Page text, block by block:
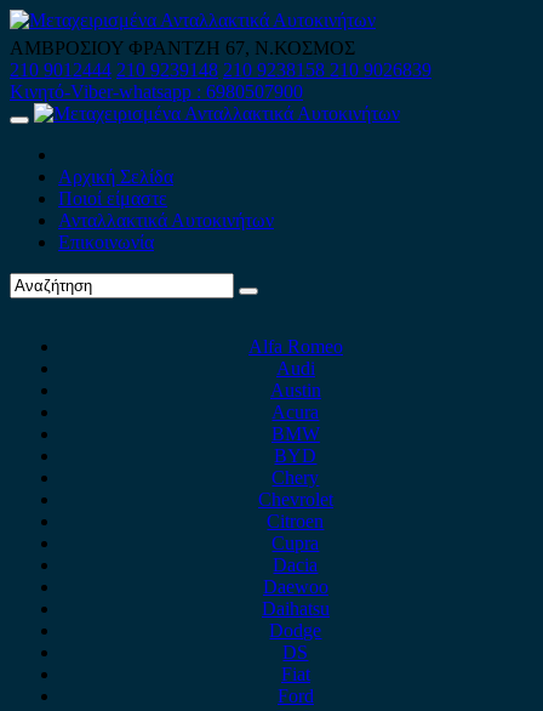
Skip
to
content
ΑΜΒΡΟΣΙΟΥ ΦΡΑΝΤΖΗ 67, Ν.ΚΟΣΜΟΣ
210 9012444 210 9239148 210 9238158 210 9026839
Κινητό-Viber-whatsapp : 6980507900
Primary
Αρχική Σελίδα
Ποιοί είμαστε
Ανταλλακτικά Αυτοκινήτων
Επικοινωνία
Alfa Romeo
Audi
Austin
Acura
BMW
BYD
Chery
Chevrolet
Citroen
Cupra
Dacia
Daewoo
Daihatsu
Dodge
DS
Fiat
Ford